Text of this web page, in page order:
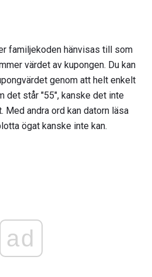
familjekoden hänvisas till som
värdet av kupongen. Du kan
genom att helt enkelt
det står "55", kanske det inte
Med andra ord kan datorn läsa
ögat kanske inte kan.
ad